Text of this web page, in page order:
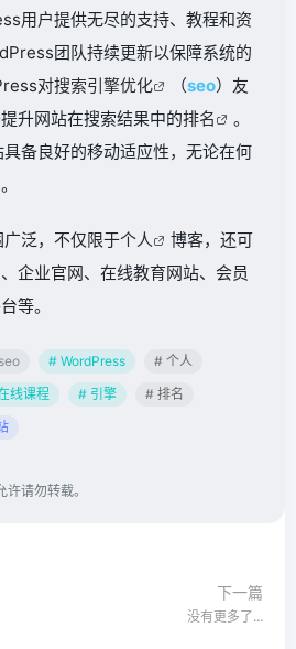
用户提供无尽的支持、教程和资
团队持续更新以保障系统的
对搜索引擎优化 （seo）友
升网站在搜索结果中的排名
。
备良好的移动适应性，无论在何
泛，不仅限于个人
博客，还可
企业官网、在线教育网站、会员
等。
# WordPress
# 个人
线课程 # 引擎
# 排名
请勿转载。
下一篇
没有更多了...